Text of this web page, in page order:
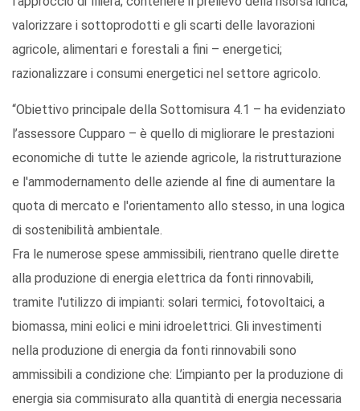
valorizzare i sottoprodotti e gli scarti delle lavorazioni
agricole, alimentari e forestali a fini – energetici;
razionalizzare i consumi energetici nel settore agricolo.
“Obiettivo principale della Sottomisura 4.1 – ha evidenziato
l’assessore Cupparo – è quello di migliorare le prestazioni
economiche di tutte le aziende agricole, la ristrutturazione
e l'ammodernamento delle aziende al fine di aumentare la
quota di mercato e l'orientamento allo stesso, in una logica
di sostenibilità ambientale.
Fra le numerose spese ammissibili, rientrano quelle dirette
alla produzione di energia elettrica da fonti rinnovabili,
tramite l'utilizzo di impianti: solari termici, fotovoltaici, a
biomassa, mini eolici e mini idroelettrici. Gli investimenti
nella produzione di energia da fonti rinnovabili sono
ammissibili a condizione che: L’impianto per la produzione di
energia sia commisurato alla quantità di energia necessaria